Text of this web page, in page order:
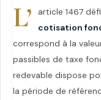
L’ article 1467
cotisation
correspond à la
passibles de taxe
redevable dispose
la période de